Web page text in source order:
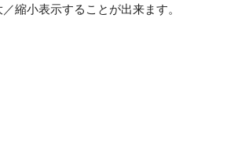
縮小表示することが出来ます。